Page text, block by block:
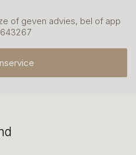
of geven advies, bel of app